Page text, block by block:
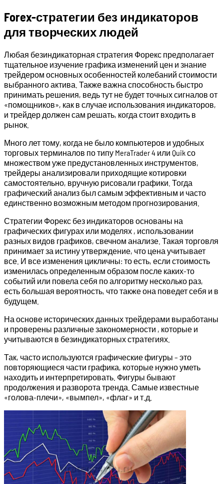
Forex-стратегии без индикаторов
для творческих людей
Любая безиндикаторная стратегия Форекс предполагает
тщательное изучение графика изменений цен и знание
трейдером основных особенностей колебаний стоимости
выбранного актива. Также важна способность быстро
принимать решения, ведь тут не будет точных сигналов от
«помощников», как в случае использования индикаторов,
и трейдер должен сам решать, когда стоит входить в
рынок.
Много лет тому, когда не было компьютеров и удобных
торговых терминалов по типу MeraTrader 4 или Quik со
множеством уже предустановленных инструментов,
трейдеры анализировали приходящие котировки
самостоятельно, вручную рисовали графики. Тогда
графический анализ был самым эффективным и часто
единственно возможным методом прогнозирования.
Стратегии Форекс без индикаторов основаны на
графических фигурах или моделях , использовании
разных видов графиков, свечном анализе. Такая торговля
принимает за истину утверждение, что цена учитывает
все. И все изменения цикличны: то есть, если стоимость
изменилась определенным образом после каких-то
событий или повела себя по алгоритму несколько раз,
есть большая вероятность, что также она поведет себя и в
будущем.
На основе исторических данных трейдерами выработаны
и проверены различные закономерности , которые и
учитываются в безиндикаторных стратегиях.
Так, часто используются графические фигуры – это
повторяющиеся части графика, которые нужно уметь
находить и интерпретировать. Фигуры бывают
продолжения и разворота тренда. Самые известные
«голова-плечи», «вымпел», «флаг» и т.д.